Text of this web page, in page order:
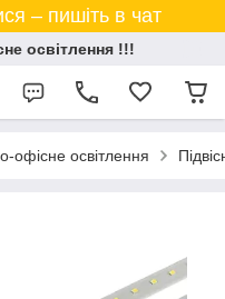
– пишіть в чат
освітлення !!!
офісне освітлення